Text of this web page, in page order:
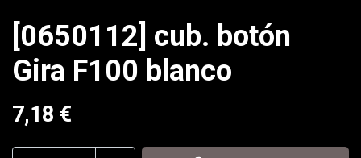
[0650112] cub. botón
Gira F100 blanco
7,18 €